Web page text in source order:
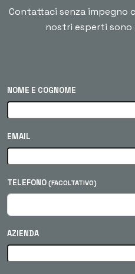
Contattaci senza impegno
nostri esperti sono
NOME E COGNOME
EMAIL
TELEFONO (FACOLTATIVO)
AZIENDA